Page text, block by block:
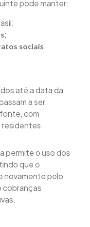
pode manter:
;
sociais.
até a data da
a ser
com
residentes.
permite o uso dos
que o
novamente pelo
cobranças